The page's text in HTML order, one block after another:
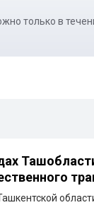
только в